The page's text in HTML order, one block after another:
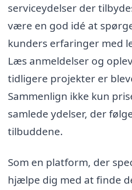
serviceydelser der
være en god idé at
kunders erfaringer med
Læs anmeldelser og
tidligere projekter er
Sammenlign ikke kun
samlede ydelser, der
tilbuddene.
Som en platform, der
hjælpe dig med at finde